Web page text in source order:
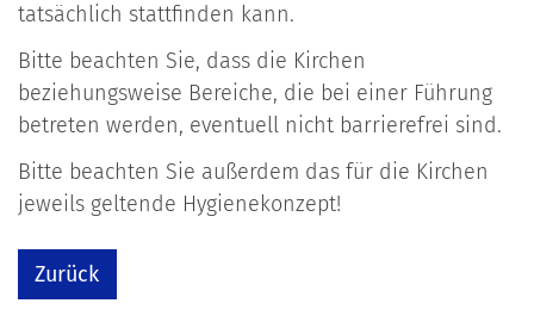
tatsächlich stattfinden kann.
Bitte beachten Sie, dass die Kirchen
beziehungsweise Bereiche, die bei einer Führung
betreten werden, eventuell nicht barrierefrei sind.
Bitte beachten Sie außerdem das für die Kirchen
jeweils geltende Hygienekonzept!
Zurück